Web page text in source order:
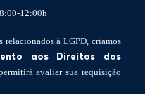
12:00h
à LGPD, criamos
aos Direitos dos
avaliar sua requisição